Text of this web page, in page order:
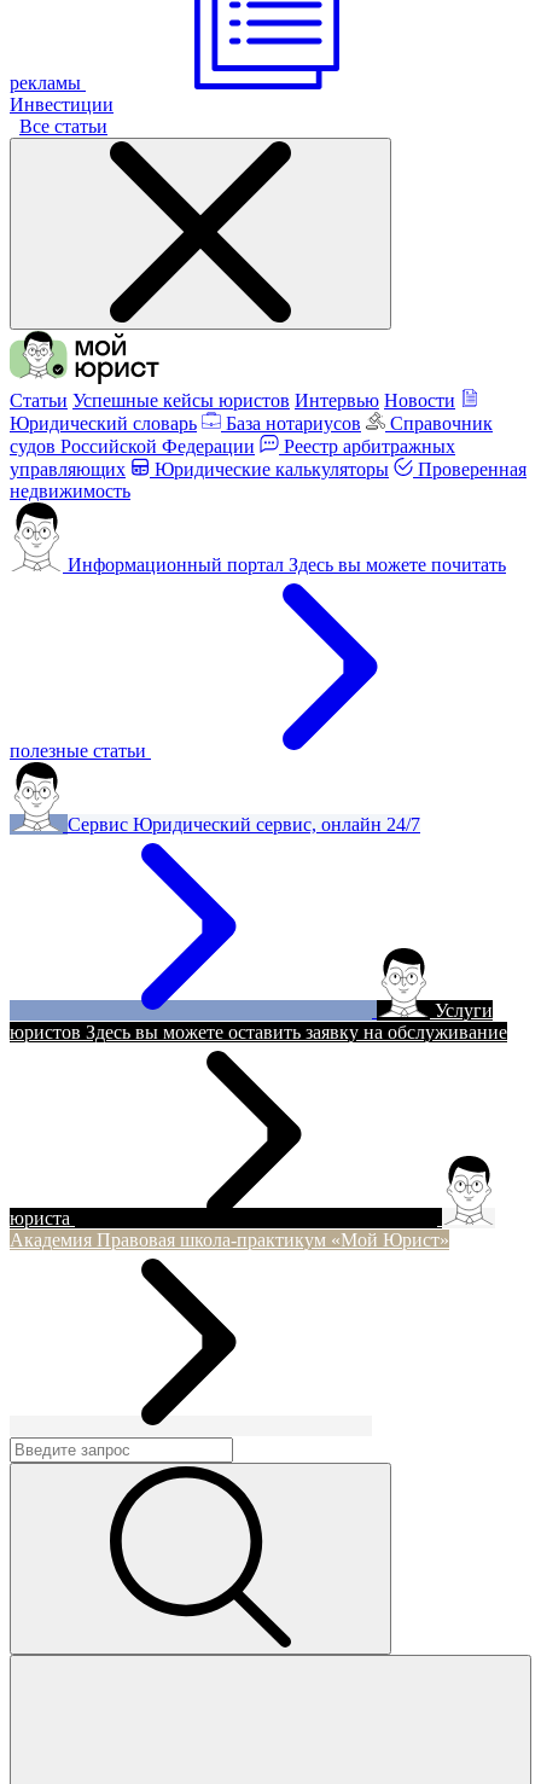
рекламы
Инвестиции
Все статьи
Статьи Успешные кейсы юристов Интервью Новости
Юридический словарь
База нотариусов
Справочник
судов Российской Федерации
Реестр арбитражных
управляющих
Юридические калькуляторы
Проверенная
недвижимость
Информационный портал Здесь вы можете почитать
полезные статьи
Сервис Юридический сервис, онлайн 24/7
Услуги
юристов Здесь вы можете оставить заявку на обслуживание
юриста
Академия Правовая школа-практикум «Мой Юрист»